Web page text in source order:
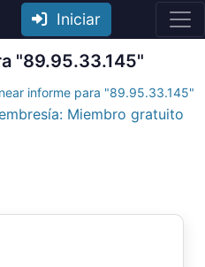
Iniciar
"89.95.33.145"
informe para "89.95.33.145"
Miembro gratuito